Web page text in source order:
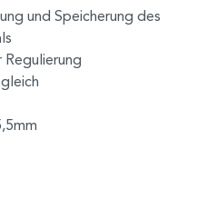
und Speicherung des